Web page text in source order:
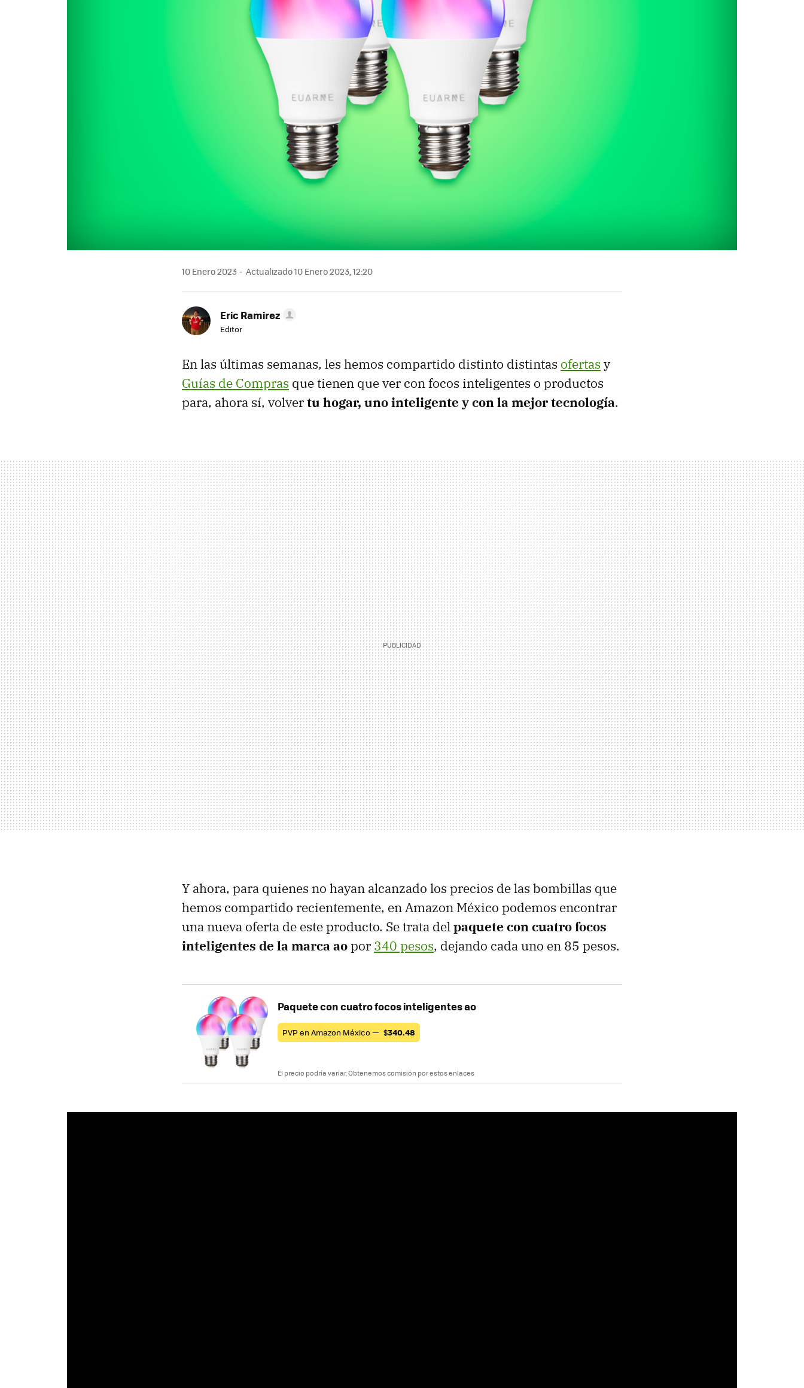
10 Enero 2023 Actualizado 10 Enero 2023, 12:20
Eric Ramirez
Editor
En las últimas semanas, les hemos compartido distinto distintas ofertas y
Guías de Compras que tienen que ver con focos inteligentes o productos
para, ahora sí, volvertu hogar, uno inteligente y con la mejor tecnología.
Y ahora, para quienes no hayan alcanzado los precios de las bombillas que
hemos compartido recientemente, en Amazon México podemos encontrar
una nueva oferta de este producto. Se trata delpaquete con cuatro focos
inteligentes de la marca aopor 340 pesos, dejando cada uno en 85 pesos.
Paquete con cuatro focos inteligentes ao
PVP en Amazon México — $340.48
El precio podría variar. Obtenemos comisión por estos enlaces